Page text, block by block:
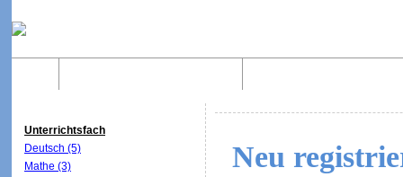
Unterrichtsfach
Deutsch (5)
Mathe (3)
Neu